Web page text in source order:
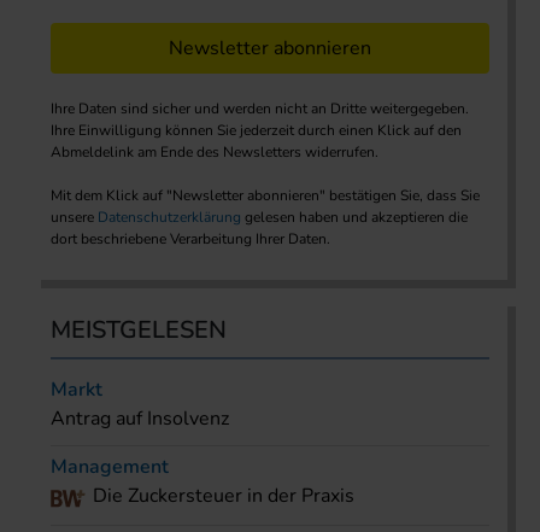
Newsletter abonnieren
Ihre Daten sind sicher und werden nicht an Dritte weitergegeben.
Ihre Einwilligung können Sie jederzeit durch einen Klick auf den
Abmeldelink am Ende des Newsletters widerrufen.
Mit dem Klick auf "Newsletter abonnieren" bestätigen Sie, dass Sie
unsere Datenschutzerklärung gelesen haben und akzeptieren die
dort beschriebene Verarbeitung Ihrer Daten.
MEISTGELESEN
Markt
Antrag auf Insolvenz
Management
Die Zuckersteuer in der Praxis